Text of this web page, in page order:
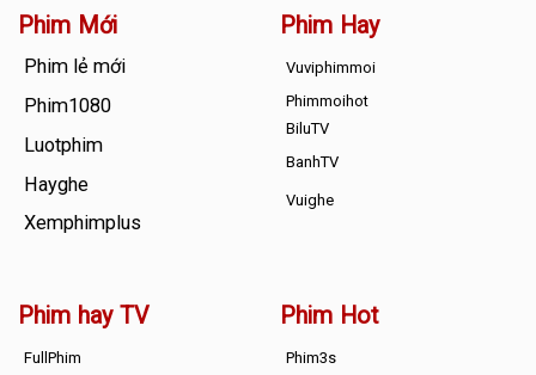
Phim Mới
Phim lẻ mới
Phim1080
Luotphim
Hayghe
Xemphimplus
Phim Hay
Vuviphimmoi
Phimmoihot
BiluTV
BanhTV
Vuighe
Phim hay TV
FullPhim
Phim Hot
Phim3s